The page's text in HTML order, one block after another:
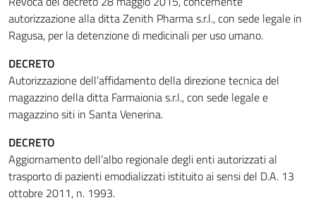
autorizzazione alla ditta Zenith Pharma s.r.l., con sede legale in
Ragusa, per la detenzione di medicinali per uso umano.
DECRETO
Autorizzazione dell’affidamento della direzione tecnica del
magazzino della ditta Farmaionia s.r.l., con sede legale e
magazzino siti in Santa Venerina.
DECRETO
Aggiornamento dell’albo regionale degli enti autorizzati al
trasporto di pazienti emodializzati istituito ai sensi del D.A. 13
ottobre 2011, n. 1993.